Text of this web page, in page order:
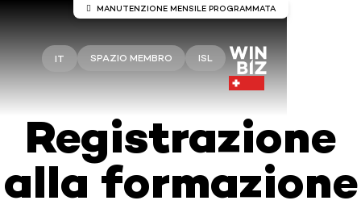
IT SPAZIO MEMBRO ISL
Registrazione
alla formazione
Manutenzione del server Winbiz
Cloud
Winbiz Cloud.
La manutenzione è prevista per domenica 9 agosto
dalle ore 08:00 alle ore 13:30.
Durante questo periodo, l’accesso potrebbe subire
interruzioni temporanee.
MANUTENZIONE MENSILE PROGRAMMATA